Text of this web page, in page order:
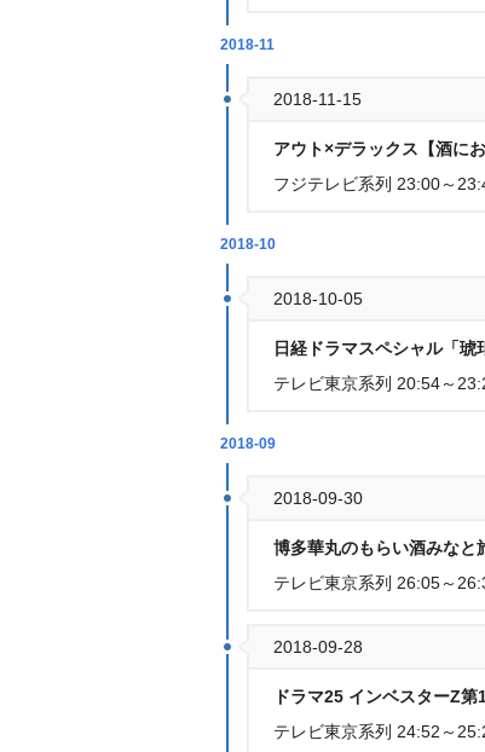
2018-11
2018-11-15
アウト×デラックス【酒に
フジテレビ系列 23:00～
2018-10
2018-10-05
日経ドラマスペシャル「琥
テレビ東京系列 20:54～
2018-09
2018-09-30
博多華丸のもらい酒みなと
テレビ東京系列 26:05～
2018-09-28
ドラマ25 インベスターZ
テレビ東京系列 24:52～